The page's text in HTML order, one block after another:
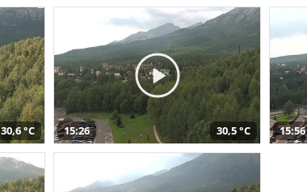
30,6 °C 15:26 30,5 °C 15:56